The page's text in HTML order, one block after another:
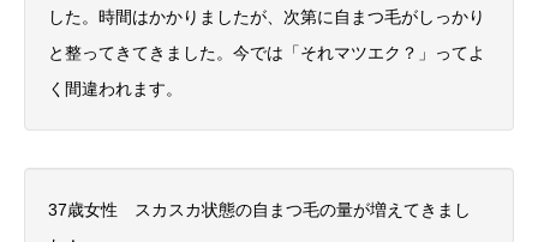
した。時間はかかりましたが、次第に自まつ毛がしっかり
と整ってきてきました。今では「それマツエク？」ってよ
く間違われます。
37歳女性 スカスカ状態の自まつ毛の量が増えてきまし